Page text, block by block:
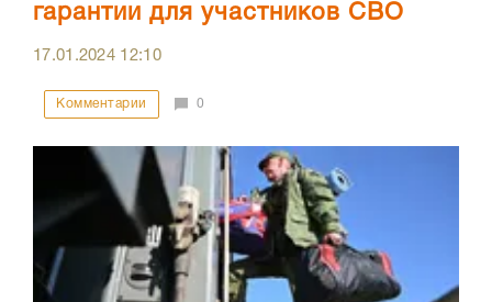
гарантии для участников СВО
17.01.2024 12:10
Комментарии 0